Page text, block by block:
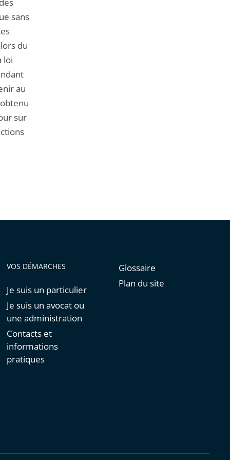
sans
du
loi
au
sur
VOS DÉMARCHES
Je suis un particulier
Je suis un avocat ou
une administration
Contacts et
informations
pratiques
Glossaire
Plan du site